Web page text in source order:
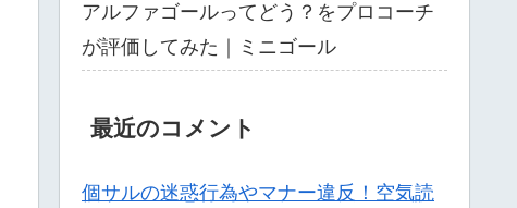
アルファゴールってどう？をプロコーチ
が評価してみた｜ミニゴール
最近のコメント
個サルの迷惑行為やマナー違反！空気読